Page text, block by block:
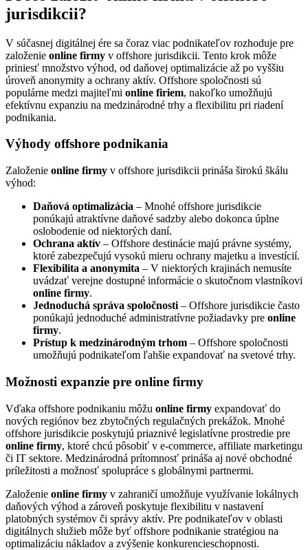
jurisdikcii?
V súčasnej digitálnej ére sa čoraz viac podnikateľov rozhoduje pre
založenie online firmy v offshore jurisdikcii. Tento krok môže
priniesť množstvo výhod, od daňovej optimalizácie až po vyššiu
úroveň anonymity a ochrany aktív. Offshore spoločnosti sú
populárne medzi majiteľmi online firiem, nakoľko umožňujú
efektívnu expanziu na medzinárodné trhy a flexibilitu pri riadení
podnikania.
Výhody offshore podnikania
Založenie online firmy v offshore jurisdikcii prináša širokú škálu
výhod:
Daňová optimalizácia – Mnohé offshore jurisdikcie
ponúkajú atraktívne daňové sadzby alebo dokonca úplne
oslobodenie od niektorých daní.
Ochrana aktív – Offshore destinácie majú právne systémy,
ktoré zabezpečujú vysokú mieru ochrany majetku a investícií.
Flexibilita a anonymita – V niektorých krajinách nemusíte
uvádzať verejne dostupné informácie o skutočnom vlastníkovi
online firmy.
Jednoduchá správa spoločnosti – Offshore jurisdikcie často
ponúkajú jednoduché administratívne požiadavky pre online
firmy.
Prístup k medzinárodným trhom – Offshore spoločnosti
umožňujú podnikateľom ľahšie expandovať na svetové trhy.
Možnosti expanzie pre online firmy
Vďaka offshore podnikaniu môžu online firmy expandovať do
nových regiónov bez zbytočných regulačných prekážok. Mnohé
offshore jurisdikcie poskytujú priaznivé legislatívne prostredie pre
online firmy, ktoré chcú pôsobiť v e-commerce, affiliate marketingu
či IT sektore. Medzinárodná prítomnosť prináša aj nové obchodné
príležitosti a možnosť spolupráce s globálnymi partnermi.
Založenie online firmy v zahraničí umožňuje využívanie lokálnych
daňových výhod a zároveň poskytuje flexibilitu v nastavení
platobných systémov či správy aktív. Pre podnikateľov v oblasti
digitálnych služieb môže byť offshore podnikanie stratégiou na
optimalizáciu nákladov a zvýšenie konkurencieschopnosti.